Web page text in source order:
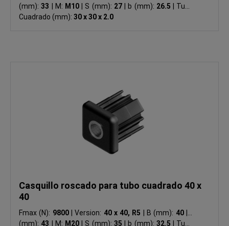
(mm):33 M: M10 S (mm): 27 b (mm): 26.5
Tubo
Cuadrado (mm): 30 x 30 x 2.0
Casquillo roscado para tubo cuadrado 40 x
40
Fmax (N): 9800 Version: 40 x 40, R5 B (mm): 40
(mm): 43 M: M20 S (mm): 35 b (mm): 32.5
Tubo